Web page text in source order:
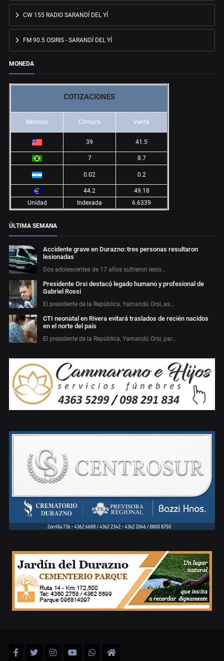
CW 155 RADIO SARANDÍ DEL YÍ
FM 90.5 OSIRIS - SARANDÍ DEL YÍ
MONEDA
COTIZACIONES
Moneda Compra Venta
39 41.5
7 8.7
0.02 0.2
44.2
49.18
Unidad
Indexada 6.6339
ÚLTIMA SEMANA
Accidente grave en Durazno: tres personas resultaron
lesionadas
Dos adolescentes de 17 años sufrieron lesio…
Presidente Orsi destacó legado humano y profesional de
Gabriel Rossi
El presidente de la República, Yamandú Orsi, as…
CTI neonatal en Rivera evitará traslados de recién nacidos
en el norte del país
El presidente de la República, Yamandú Orsi, par…